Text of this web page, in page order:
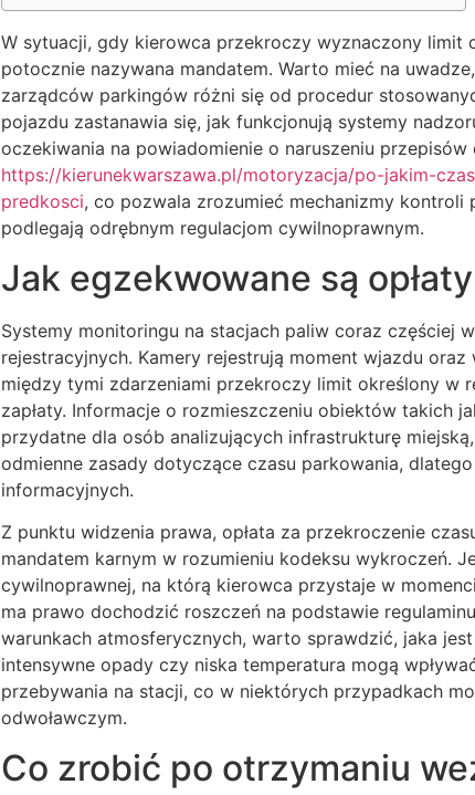
W sytuacji, gdy kierowca przekroczy wyznaczony limit
potocznie nazywana mandatem. Warto mieć na
zarządców parkingów różni się od procedur
pojazdu zastanawia się, jak funkcjonują systemy
oczekiwania na powiadomienie o naruszeniu
https://kierunekwarszawa.pl/motoryzacja/po-jakim-
predkosci, co pozwala zrozumieć mechanizmy
podlegają odrębnym regulacjom cywilnoprawnym.
Jak egzekwowane są
Systemy monitoringu na stacjach paliw coraz częściej
rejestracyjnych. Kamery rejestrują moment wjazdu
między tymi zdarzeniami przekroczy limit określony w
zapłaty. Informacje o rozmieszczeniu obiektów takich
przydatne dla osób analizujących infrastrukturę
odmienne zasady dotyczące czasu parkowania,
informacyjnych.
Z punktu widzenia prawa, opłata za przekroczenie
mandatem karnym w rozumieniu kodeksu wykroczeń.
cywilnoprawnej, na którą kierowca przystaje w
ma prawo dochodzić roszczeń na podstawie
warunkach atmosferycznych, warto sprawdzić, jaka jest
intensywne opady czy niska temperatura mogą
przebywania na stacji, co w niektórych przypadkach
odwoławczym.
Co zrobić po otrzymaniu